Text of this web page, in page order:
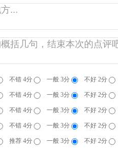
不错 4分 一般 3分 不好 2分
不错 4分 一般 3分 不好 2分
不错 4分 一般 3分 不好 2分
不错 4分 一般 3分 不好 2分
推荐 4分 一般 3分 不好 2分